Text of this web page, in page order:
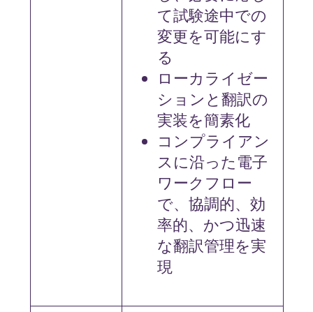
て試験途中での
変更を可能にす
る
ローカライゼー
ションと翻訳の
実装を簡素化
コンプライアン
スに沿った電子
ワークフロー
で、協調的、効
率的、かつ迅速
な翻訳管理を実
現